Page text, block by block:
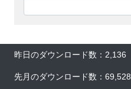
昨日のダウンロード数：2,136
先月のダウンロード数：69,528